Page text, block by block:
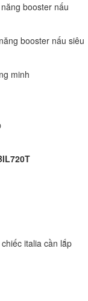
booster nấu
booster nấu siêu
minh
italia cần lắp